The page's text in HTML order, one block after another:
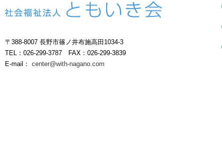
〒388-8007 長野市篠ノ井布施高田1034-3
TEL：026-299-3787 FAX：026-299-3839
E-mail： center@with-nagano.com